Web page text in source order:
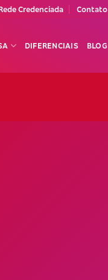
Credenciada Contato
DIFERENCIAIS BLOG